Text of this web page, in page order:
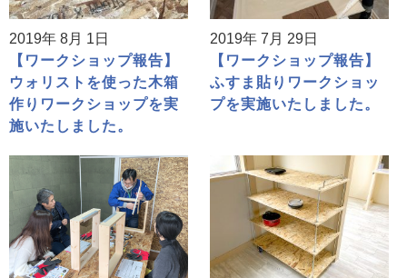
2019年 8月 1日
【ワークショップ報告】
ウォリストを使った木箱
作りワークショップを実
施いたしました。
2019年 7月 29日
【ワークショップ報告】
ふすま貼りワークショッ
プを実施いたしました。